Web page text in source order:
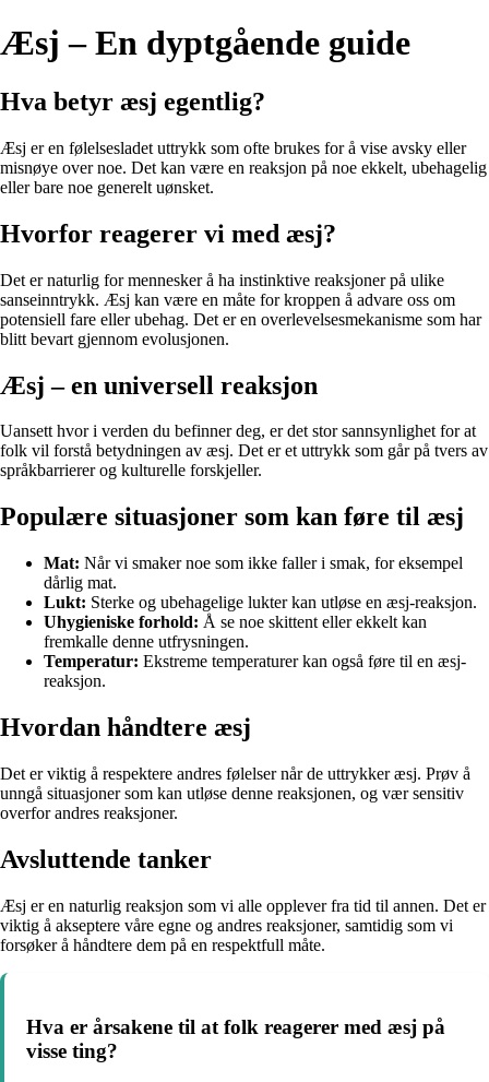
Æsj – En dyptgående guide
Hva betyr æsj egentlig?
Æsj er en følelsesladet uttrykk som ofte brukes for å vise avsky eller
misnøye over noe. Det kan være en reaksjon på noe ekkelt, ubehagelig
eller bare noe generelt uønsket.
Hvorfor reagerer vi med æsj?
Det er naturlig for mennesker å ha instinktive reaksjoner på ulike
sanseinntrykk. Æsj kan være en måte for kroppen å advare oss om
potensiell fare eller ubehag. Det er en overlevelsesmekanisme som har
blitt bevart gjennom evolusjonen.
Æsj – en universell reaksjon
Uansett hvor i verden du befinner deg, er det stor sannsynlighet for at
folk vil forstå betydningen av æsj. Det er et uttrykk som går på tvers av
språkbarrierer og kulturelle forskjeller.
Populære situasjoner som kan føre til æsj
Mat: Når vi smaker noe som ikke faller i smak, for eksempel
dårlig mat.
Lukt: Sterke og ubehagelige lukter kan utløse en æsj-reaksjon.
Uhygieniske forhold: Å se noe skittent eller ekkelt kan
fremkalle denne utfrysningen.
Temperatur: Ekstreme temperaturer kan også føre til en æsj-
reaksjon.
Hvordan håndtere æsj
Det er viktig å respektere andres følelser når de uttrykker æsj. Prøv å
unngå situasjoner som kan utløse denne reaksjonen, og vær sensitiv
overfor andres reaksjoner.
Avsluttende tanker
Æsj er en naturlig reaksjon som vi alle opplever fra tid til annen. Det er
viktig å akseptere våre egne og andres reaksjoner, samtidig som vi
forsøker å håndtere dem på en respektfull måte.
Hva er årsakene til at folk reagerer med æsj på
visse ting?